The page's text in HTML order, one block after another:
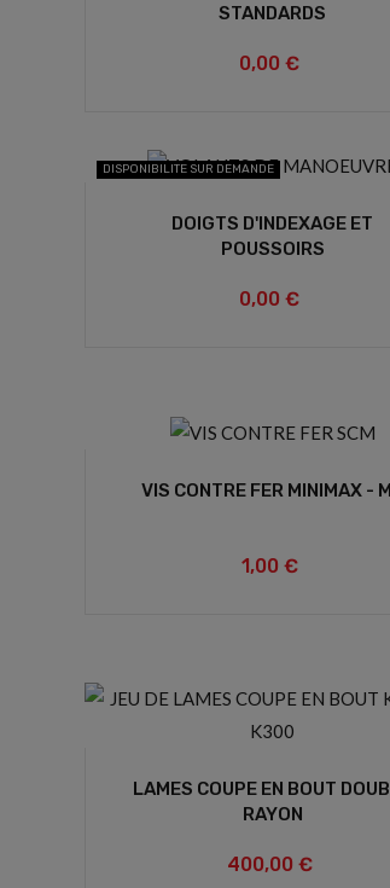
STANDARDS
0,00 €
DISPONIBILITE SUR DEMANDE
DOIGTS D'INDEXAGE ET
POUSSOIRS
0,00 €
VIS CONTRE FER MINIMAX -
1,00 €
LAMES COUPE EN BOUT
RAYON
400,00 €